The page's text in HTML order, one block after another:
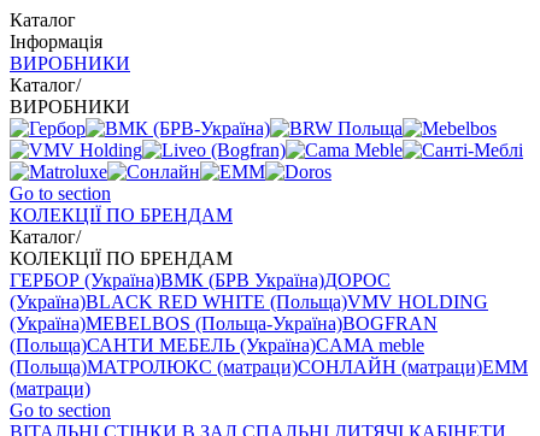
Каталог
Інформація
ВИРОБНИКИ
Каталог/
ВИРОБНИКИ
Go to section
КОЛЕКЦІЇ ПО БРЕНДАМ
Каталог/
КОЛЕКЦІЇ ПО БРЕНДАМ
ГЕРБОР (Україна)ВМК (БРВ Україна)ДОРОС
(Україна)BLACK RED WHITE (Польща)VMV HOLDING
(Україна)MEBELBOS (Польща-Україна)BOGFRAN
(Польща)САНТИ МЕБЕЛЬ (Україна)CAMA meble
(Польща)МАТРОЛЮКС (матраци)СОНЛАЙН (матраци)EMM
(матраци)
Go to section
ВIТАЛЬНI СТІНКИ В ЗАЛ СПАЛЬНІ ДИТЯЧІ КАБІНЕТИ